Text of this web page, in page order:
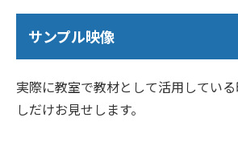
サンプル映像
実際に教室で教材として活用してい
しだけお見せします。